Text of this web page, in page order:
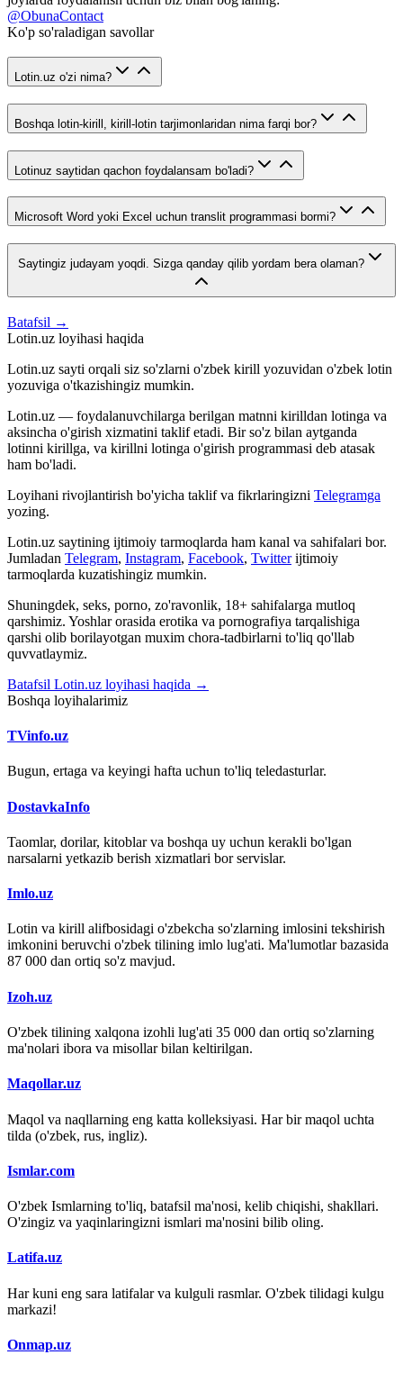
@ObunaContact
Ko'p so'raladigan savollar
Lotin.uz o'zi nima?
Boshqa lotin-kirill, kirill-lotin tarjimonlaridan nima farqi bor?
Lotinuz saytidan qachon foydalansam bo'ladi?
Microsoft Word yoki Excel uchun translit programmasi bormi?
Saytingiz judayam yoqdi. Sizga qanday qilib yordam bera olaman?
Batafsil →
Lotin.uz loyihasi haqida
Lotin.uz sayti orqali siz so'zlarni o'zbek kirill yozuvidan o'zbek lotin
yozuviga o'tkazishingiz mumkin.
Lotin.uz — foydalanuvchilarga berilgan matnni kirilldan lotinga va
aksincha o'girish xizmatini taklif etadi. Bir so'z bilan aytganda
lotinni kirillga, va kirillni lotinga o'girish programmasi deb atasak
ham bo'ladi.
Loyihani rivojlantirish bo'yicha taklif va fikrlaringizni Telegramga
yozing.
Lotin.uz saytining ijtimoiy tarmoqlarda ham kanal va sahifalari bor.
Jumladan Telegram, Instagram, Facebook, Twitter ijtimoiy
tarmoqlarda kuzatishingiz mumkin.
Shuningdek, seks, porno, zo'ravonlik, 18+ sahifalarga mutloq
qarshimiz. Yoshlar orasida erotika va pornografiya tarqalishiga
qarshi olib borilayotgan muxim chora-tadbirlarni to'liq qo'llab
quvvatlaymiz.
Batafsil Lotin.uz loyihasi haqida →
Boshqa loyihalarimiz
TVinfo.uz
Bugun, ertaga va keyingi hafta uchun to'liq teledasturlar.
DostavkaInfo
Taomlar, dorilar, kitoblar va boshqa uy uchun kerakli bo'lgan
narsalarni yetkazib berish xizmatlari bor servislar.
Imlo.uz
Lotin va kirill alifbosidagi o'zbekcha so'zlarning imlosini tekshirish
imkonini beruvchi o'zbek tilining imlo lug'ati. Ma'lumotlar bazasida
87 000 dan ortiq so'z mavjud.
Izoh.uz
O'zbek tilining xalqona izohli lug'ati 35 000 dan ortiq so'zlarning
ma'nolari ibora va misollar bilan keltirilgan.
Maqollar.uz
Maqol va naqllarning eng katta kolleksiyasi. Har bir maqol uchta
tilda (o'zbek, rus, ingliz).
Ismlar.com
O'zbek Ismlarning to'liq, batafsil ma'nosi, kelib chiqishi, shakllari.
O'zingiz va yaqinlaringizni ismlari ma'nosini bilib oling.
Latifa.uz
Har kuni eng sara latifalar va kulguli rasmlar. O'zbek tilidagi kulgu
markazi!
Onmap.uz